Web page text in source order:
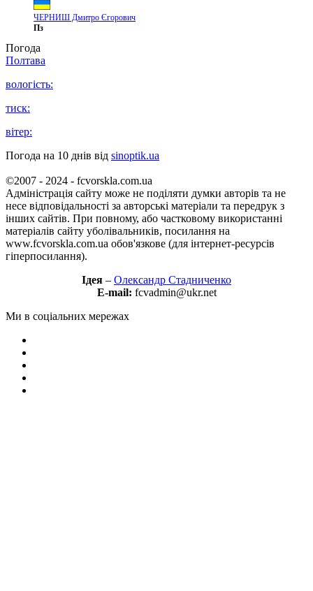
ЧЕРНИШ Дмитро Єгорович
Пз
Погода
Полтава
вологість:
тиск:
вітер:
Погода на 10 днів від sinoptik.ua
©2007 - 2024 - fcvorskla.com.ua
Адміністрація сайту може не поділяти думки авторів та не
несе відповідальності за авторські матеріали та передрук з
інших сайтів. При повному, або частковому використанні
матеріалів сайту уболівальників, посилання на
www.fcvorskla.com.ua обов'язкове (для інтернет-ресурсів
гіперпосилання).
Ідея – Олександр Стадниченко
E-mail: fcvadmin@ukr.net
Ми в соціальних мережах